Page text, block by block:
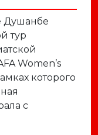
Душанбе
тур
Women’s
которого
с